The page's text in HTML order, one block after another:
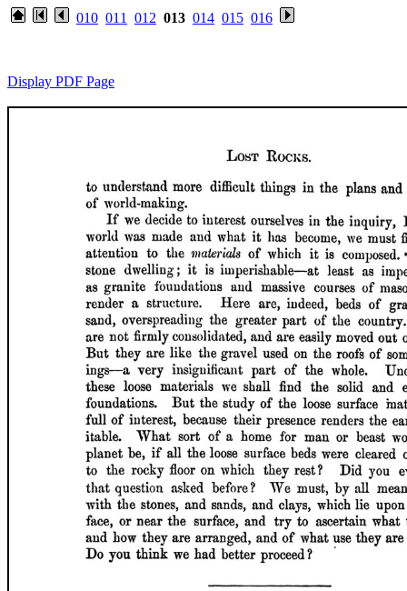
010 011 012 013 014 015 016
Display PDF Page